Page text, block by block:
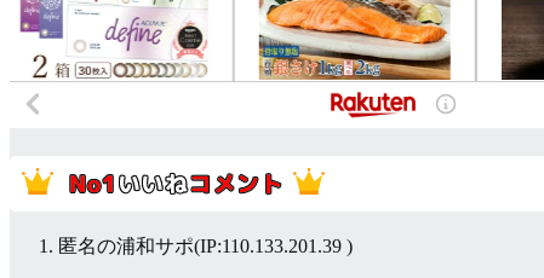
匿名の浦和サポ(IP:110.133.201.39 )